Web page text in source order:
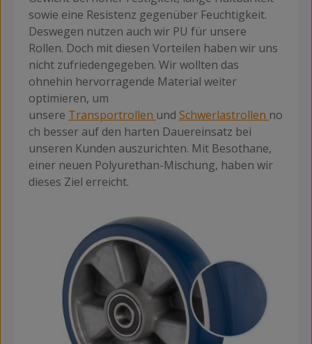
sowie eine Resistenz gegenüber Feuchtigkeit.
Deswegen nutzen auch wir PU für unsere
Rollen. Doch mit diesen Vorteilen haben wir uns
nicht zufriedengegeben. Wir wollten das
ohnehin hervorragende Material weiter
optimieren, um
unsere Transportrollen und Schwerlastrollen no
ch besser auf den harten Dauereinsatz bei
unseren Kunden auszurichten. Mit Besothane,
einer neuen Polyurethan-Mischung, haben wir
dieses Ziel erreicht.